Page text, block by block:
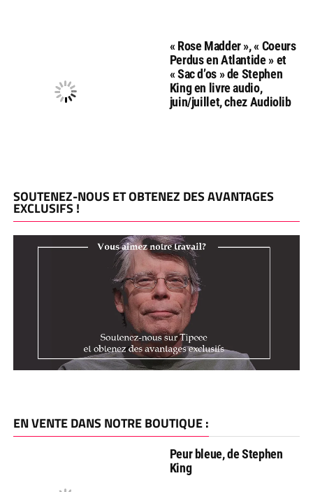
« Rose Madder », « Coeurs
Perdus en Atlantide » et
« Sac d’os » de Stephen
King en livre audio,
juin/juillet, chez Audiolib
SOUTENEZ-NOUS ET OBTENEZ DES AVANTAGES
EXCLUSIFS !
EN VENTE DANS NOTRE BOUTIQUE :
Peur bleue, de Stephen
King